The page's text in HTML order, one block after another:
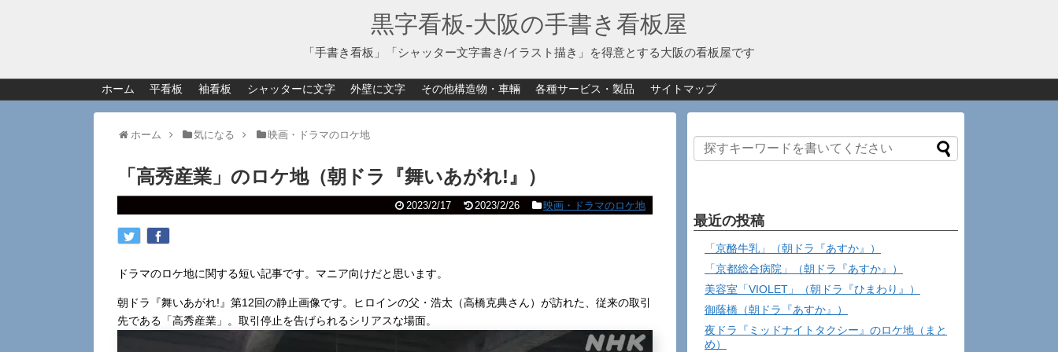
黒字看板‐大阪の手書き看板屋
「手書き看板」「シャッター文字書き/イラスト描き」を得意とする大阪の看板屋です
ホーム 平看板 袖看板 シャッターに文字 外壁に文字 その他構造物・車輛 各種サービス・製品 サイトマップ
ホーム 気になる 映画・ドラマのロケ地
「高秀産業」のロケ地（朝ドラ『舞いあがれ!』）
2023/2/17 2023/2/26 映画・ドラマのロケ地
ドラマのロケ地に関する短い記事です。マニア向けだと思います。
朝ドラ『舞いあがれ!』第12回の静止画像です。ヒロインの父・浩太（高橋克典さん）が訪れた、従来の取引
先である「高秀産業」。取引停止を告げられるシリアスな場面。
最近の投稿
「京酪牛乳」（朝ドラ『あすか』）
「京都総合病院」（朝ドラ『あすか』）
美容室「VIOLET」（朝ドラ『ひまわり』）
御蔭橋（朝ドラ『あすか』）
夜ドラ『ミッドナイトタクシー』のロケ地（まと
め）